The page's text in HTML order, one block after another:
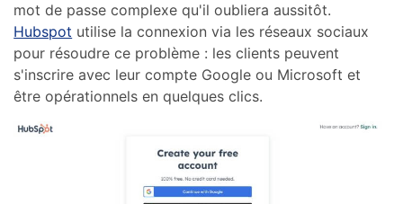
mot de passe complexe qu'il oubliera aussitôt.
Hubspot utilise la connexion via les réseaux sociaux
pour résoudre ce problème : les clients peuvent
s'inscrire avec leur compte Google ou Microsoft et
être opérationnels en quelques clics.